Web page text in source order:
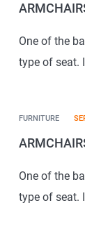
One of the
type of seat.
FURNITURE
One of the
type of seat.